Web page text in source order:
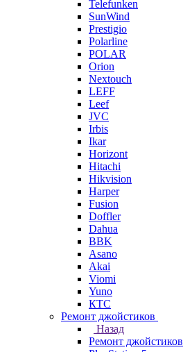
Telefunken
SunWind
Prestigio
Polarline
POLAR
Orion
Nextouch
LEFF
Leef
JVC
Irbis
Ikar
Horizont
Hitachi
Hikvision
Harper
Fusion
Doffler
Dahua
BBK
Asano
Akai
Viomi
Yuno
КТС
Ремонт джойстиков
Назад
Ремонт джойстиков